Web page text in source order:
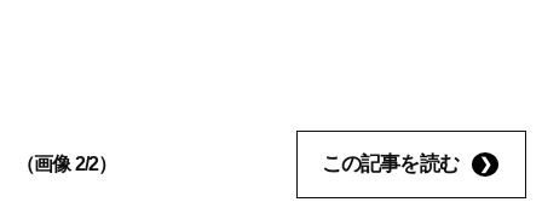
（画像 2/2） この記事を読む